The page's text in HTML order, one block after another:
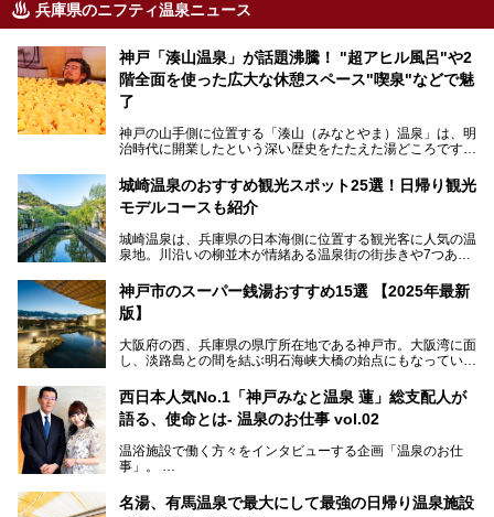
兵庫県のニフティ温泉ニュース
神戸「湊山温泉」が話題沸騰！ "超アヒル風呂"や2
階全面を使った広大な休憩スペース"喫泉"などで魅
了
神戸の山手側に位置する「湊山（みなとやま）温泉」は、明
治時代に開業したという深い歴史をたたえた湯どころです。
っぱいに浮かぶアヒルちゃん。さらに、ゆったりくつろげて
コワーキングも可能な休憩スペースも人気に。斬新な企画や
設備で人々をアッと驚かせる湊山温泉の魅力をリポートしま
城崎温泉のおすすめ観光スポット25選！日帰り観光
モデルコースも紹介
城崎温泉は、兵庫県の日本海側に位置する観光客に人気の温
泉地。川沿いの柳並木が情緒ある温泉街の街歩きや7つある
られています。鉄道の駅から温泉街が近く、歩いて回るのに
ちょうどよい規模で、日帰りでの訪問にもおすすめです。
の観光スポットをピックアップ。温泉やご当地グルメなどを
盛り込んだ日帰り観光モデルコースも紹介しているので、ぜ
神戸市のスーパー銭湯おすすめ15選 【2025年最新
版】
大阪府の西、兵庫県の県庁所在地である神戸市。大阪湾に面
し、淡路島との間を結ぶ明石海峡大橋の始点にもなっていま
華街をはじめ、きらびやかに発展したハーバーランドなど、
人気観光スポットもめじろ押しです。
そして、温泉好きの視点から見ると、神戸市といえば何とい
湯です。そのお湯をリーズナブルに体験できる健康ランドや
スーパー銭湯があったら……。今回はそんな希望に沿う施設
きます！
西日本人気No.1「神戸みなと温泉 蓮」総支配人が
語る、使命とは- 温泉のお仕事 vol.02
温浴施設で働く方々をインタビューする企画「温泉のお仕
事」。
ング西日本1位、2年連続「ベストオブ宿泊賞」に輝いた
「神戸みなと温泉 蓮」の魅力に迫りました！
名湯、有馬温泉で最大にして最強の日帰り温泉施設